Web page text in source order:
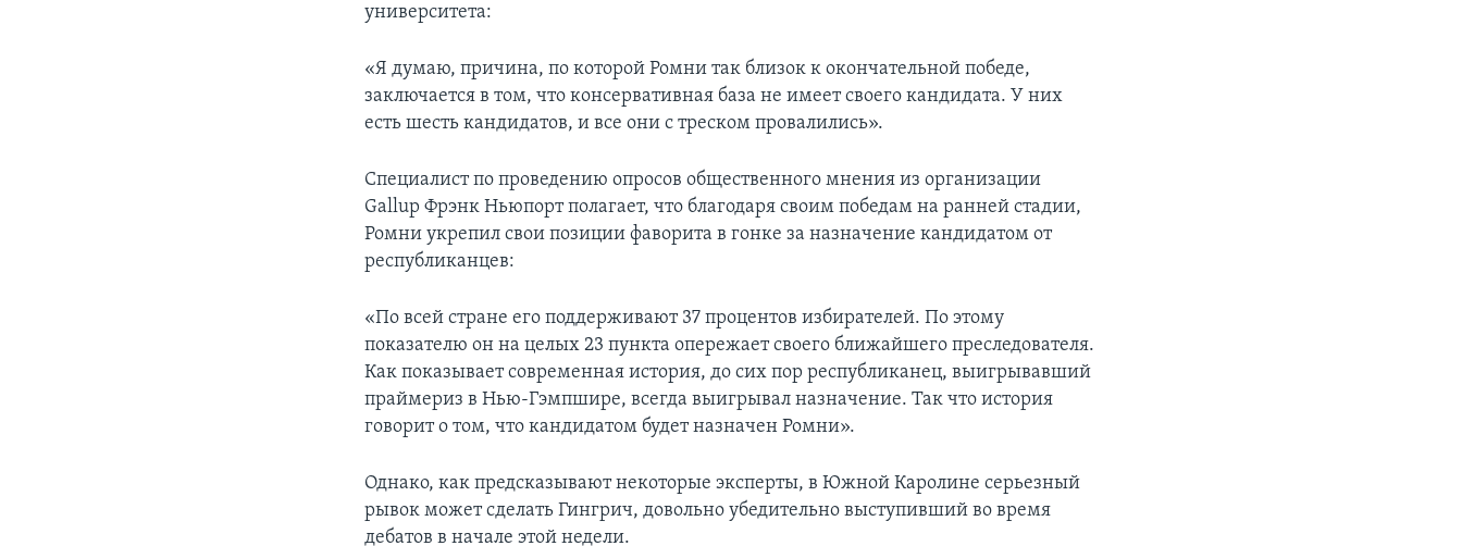
университета:
«Я думаю, причина, по которой Ромни так близок к окончательной победе,
заключается в том, что консервативная база не имеет своего кандидата. У них
есть шесть кандидатов, и все они с треском провалились».
Специалист по проведению опросов общественного мнения из организации
Gallup Фрэнк Ньюпорт полагает, что благодаря своим победам на ранней стадии,
Ромни укрепил свои позиции фаворита в гонке за назначение кандидатом от
республиканцев:
«По всей стране его поддерживают 37 процентов избирателей. По этому
показателю он на целых 23 пункта опережает своего ближайшего преследователя.
Как показывает современная история, до сих пор республиканец, выигрывавший
праймериз в Нью-Гэмпшире, всегда выигрывал назначение. Так что история
говорит о том, что кандидатом будет назначен Ромни».
Однако, как предсказывают некоторые эксперты, в Южной Каролине серьезный
рывок может сделать Гингрич, довольно убедительно выступивший во время
дебатов в начале этой недели.